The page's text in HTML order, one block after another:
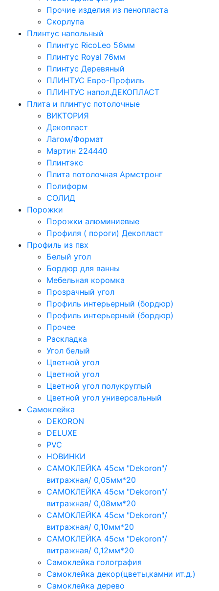
Прочие изделия из пенопласта
Скорлупа
Плинтус напольный
Плинтус RicoLeo 56мм
Плинтус Royal 76мм
Плинтус Деревяный
ПЛИНТУС Евро-Профиль
ПЛИНТУС напол.ДЕКОПЛАСТ
Плита и плинтус потолочные
ВИКТОРИЯ
Декопласт
Лагом/Формат
Мартин 224440
Плинтэкс
Плита потолочная Армстронг
Полиформ
СОЛИД
Порожки
Порожки алюминиевые
Профиля ( пороги) Декопласт
Профиль из пвх
Белый угол
Бордюр для ванны
Мебельная коромка
Прозрачный угол
Профиль интерьерный (бордюр)
Профиль интерьерный (бордюр)
Прочее
Раскладка
Угол белый
Цветной угол
Цветной угол
Цветной угол полукруглый
Цветной угол универсальный
Самоклейка
DEKORON
DELUXE
PVC
НОВИНКИ
САМОКЛЕЙКА 45см "Dekoron"/
витражная/ 0,05мм*20
САМОКЛЕЙКА 45см "Dekoron"/
витражная/ 0,08мм*20
САМОКЛЕЙКА 45см "Dekoron"/
витражная/ 0,10мм*20
САМОКЛЕЙКА 45см "Dekoron"/
витражная/ 0,12мм*20
Самоклейка голография
Самоклейка декор(цветы,камни ит.д.)
Самоклейка дерево